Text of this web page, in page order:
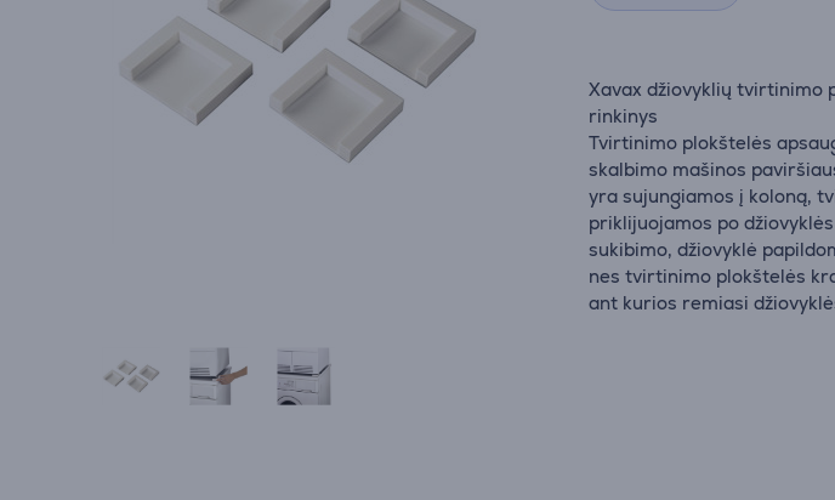
Xavax džiovyklių tvirtinimo
rinkinys
Tvirtinimo plokštelės
skalbimo mašinos
yra sujungiamos į koloną,
priklijuojamos po
sukibimo, džiovyklė
nes tvirtinimo plokštelės
ant kurios remiasi